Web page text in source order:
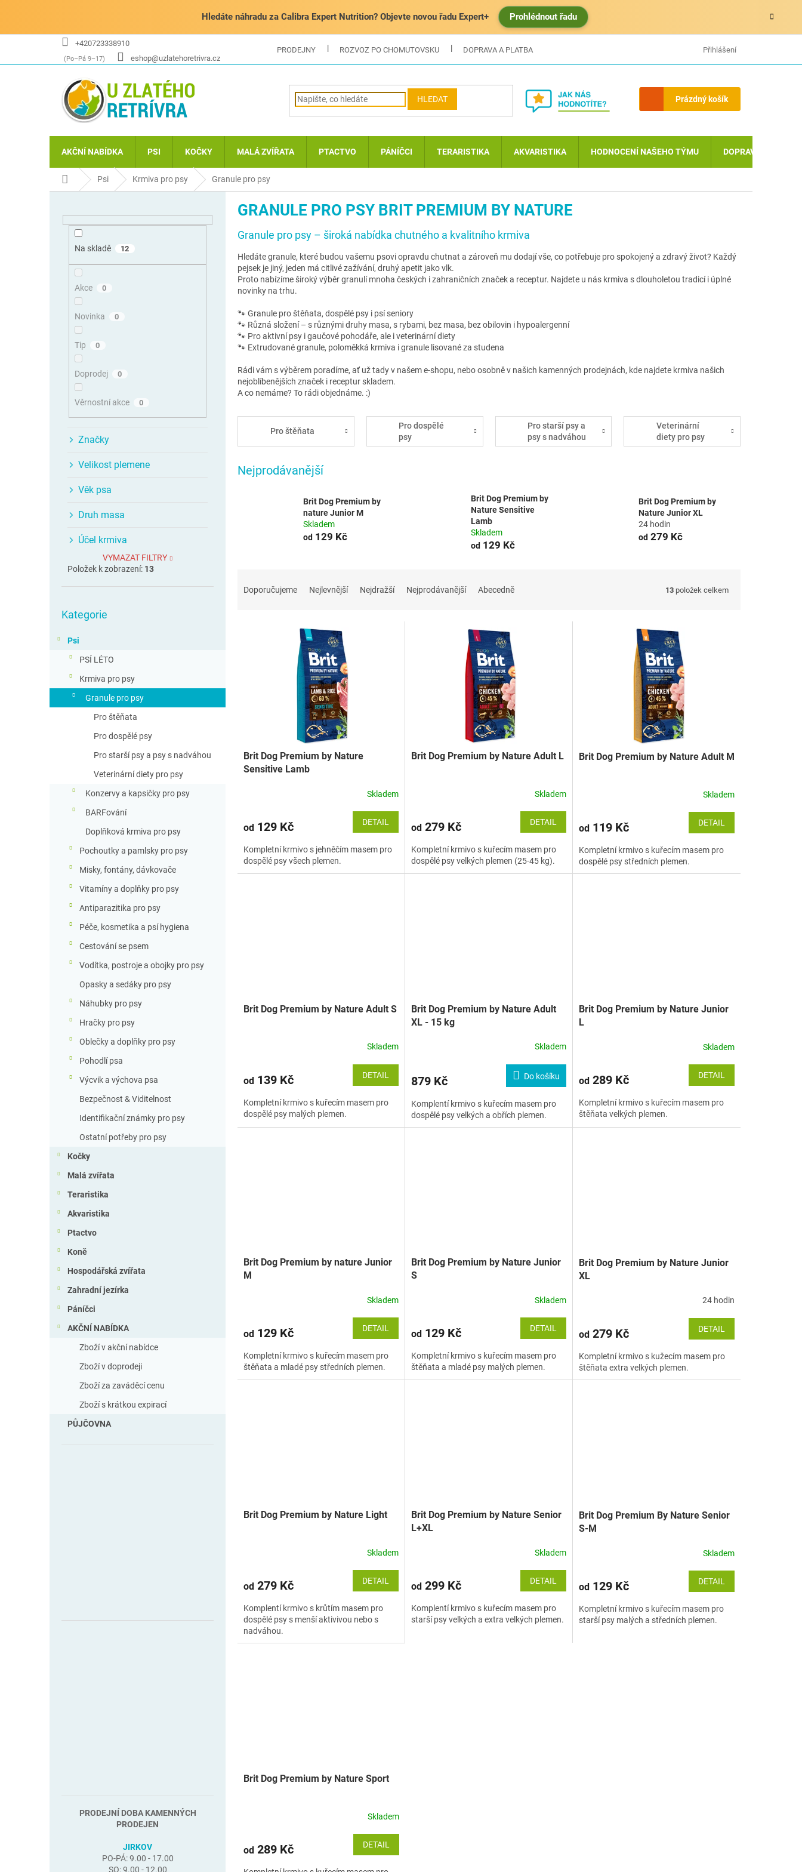
Hledáte náhradu za Calibra Expert Nutrition? Objevte novou řadu Expert+ Prohlédnout řadu
+420723338910
eshop@uzlatehoretrivra.cz
PRODEJNY ROZVOZ PO CHOMUTOVSKU DOPRAVA A PLATBA MOJE OBJEDNÁVKA
Přihlášení
HLEDAT
Nákupní
košík
Prázdný košík
AKČNÍ NABÍDKA PSI KOČKY MALÁ ZVÍŘATA PTACTVO PÁNÍČCI TERARISTIKA AKVARISTIKA HODNOCENÍ NAŠEHO TÝMU DOPRAVA A PLATBA
Domů Psi Krmiva pro psy Granule pro psy
Na skladě 12
Akce 0
Novinka 0
Tip 0
Doprodej 0
Věrnostní akce 0
Značky
Velikost plemene
Věk psa
Druh masa
Účel krmiva
VYMAZAT FILTRY
Položek k zobrazení: 13
kategorie
Kategorie
Psi
PSÍ LÉTO
Krmiva pro psy
Granule pro psy
Pro štěňata
Pro dospělé psy
Pro starší psy a psy s nadváhou
Veterinární diety pro psy
Konzervy a kapsičky pro psy
BARFování
Doplňková krmiva pro psy
Pochoutky a pamlsky pro psy
Misky, fontány, dávkovače
Vitamíny a doplňky pro psy
Antiparazitika pro psy
Péče, kosmetika a psí hygiena
Cestování se psem
Vodítka, postroje a obojky pro psy
Opasky a sedáky pro psy
Náhubky pro psy
Hračky pro psy
Oblečky a doplňky pro psy
Pohodlí psa
Výcvik a výchova psa
Bezpečnost & Viditelnost
Identifikační známky pro psy
Ostatní potřeby pro psy
Kočky
Malá zvířata
Teraristika
Akvaristika
Ptactvo
Koně
Hospodářská zvířata
Zahradní jezírka
Páníčci
AKČNÍ NABÍDKA
Zboží v akční nabídce
Zboží v doprodeji
Zboží za zaváděcí cenu
Zboží s krátkou expirací
PŮJČOVNA
PRODEJNÍ DOBA KAMENNÝCH
PRODEJEN
JIRKOV
PO-PÁ: 9.00 - 17.00
SO: 9.00 - 12.00
GRANULE PRO PSY BRIT PREMIUM BY NATURE
Granule pro psy – široká nabídka chutného a kvalitního krmiva
Hledáte granule, které budou vašemu psovi opravdu chutnat a zároveň mu dodají vše, co potřebuje pro spokojený a zdravý život? Každý
pejsek je jiný, jeden má citlivé zažívání, druhý apetit jako vlk.
Proto nabízíme široký výběr granulí mnoha českých i zahraničních značek a receptur. Najdete u nás krmiva s dlouholetou tradicí i úplné
novinky na trhu.
🐾 Granule pro štěňata, dospělé psy i psí seniory
🐾 Různá složení – s různými druhy masa, s rybami, bez masa, bez obilovin i hypoalergenní
🐾 Pro aktivní psy i gaučové pohodáře, ale i veterinární diety
🐾 Extrudované granule, poloměkká krmiva i granule lisované za studena
Rádi vám s výběrem poradíme, ať už tady v našem e-shopu, nebo osobně v našich kamenných prodejnách, kde najdete krmiva našich
nejoblíbenějších značek i receptur skladem.
A co nemáme? To rádi objednáme. :)
Pro štěňata
Pro dospělé
psy
Pro starší psy a
psy s nadváhou
Veterinární
diety pro psy
Nejprodávanější
Brit Dog Premium by
nature Junior M
Skladem
od 129 Kč
Brit Dog Premium by
Nature Sensitive
Lamb
Skladem
od129 Kč
Brit Dog Premium by
Nature Junior XL
24 hodin
od279 Kč
Doporučujeme Nejlevnější Nejdražší Nejprodávanější Abecedně 13 položek celkem
Brit Dog Premium by Nature
Sensitive Lamb
Skladem
od 129 Kč DETAIL
Kompletní krmivo s jehněčím masem pro
dospělé psy všech plemen.
Brit Dog Premium by Nature Adult L
Skladem
od279 Kč DETAIL
Kompletní krmivo s kuřecím masem pro
dospělé psy velkých plemen (25-45 kg).
Brit Dog Premium by Nature Adult M
Skladem
od119 Kč DETAIL
Kompletní krmivo s kuřecím masem pro
dospělé psy středních plemen.
Brit Dog Premium by Nature Adult S
Skladem
od 139 Kč DETAIL
Kompletní krmivo s kuřecím masem pro
dospělé psy malých plemen.
Brit Dog Premium by Nature Adult
XL - 15 kg
Skladem
879 Kč Do košíku
Komplentí krmivo s kuřecím masem pro
dospělé psy velkých a obřích plemen.
Brit Dog Premium by Nature Junior
L
Skladem
od289 Kč DETAIL
Kompletní krmivo s kuřecím masem pro
štěňata velkých plemen.
Brit Dog Premium by nature Junior
M
Skladem
od 129 Kč DETAIL
Kompletní krmivo s kuřecím masem pro
štěňata a mladé psy středních plemen.
Brit Dog Premium by Nature Junior
S
Skladem
od129 Kč DETAIL
Kompletní krmivo s kuřecím masem pro
štěňata a mladé psy malých plemen.
Brit Dog Premium by Nature Junior
XL
24 hodin
od279 Kč DETAIL
Kompletní krmivo s kužecím masem pro
štěňata extra velkých plemen.
Brit Dog Premium by Nature Light
Skladem
od 279 Kč DETAIL
Komplentí krmivo s krůtím masem pro
dospělé psy s menší aktivivou nebo s
nadváhou.
Brit Dog Premium by Nature Senior
L+XL
Skladem
od299 Kč DETAIL
Komplentí krmivo s kuřecím masem pro
starší psy velkých a extra velkých plemen.
Brit Dog Premium By Nature Senior
S-M
Skladem
od129 Kč DETAIL
Kompletní krmivo s kuřecím masem pro
starší psy malých a středních plemen.
Brit Dog Premium by Nature Sport
Skladem
od 289 Kč DETAIL